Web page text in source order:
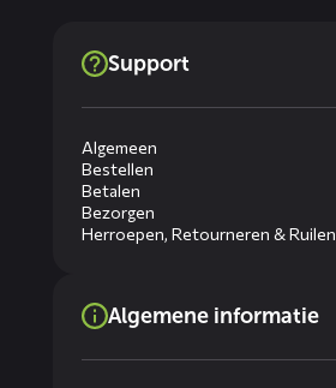
Support
Algemeen
Bestellen
Betalen
Bezorgen
Herroepen, Retourneren & Ruilen
Algemene informatie